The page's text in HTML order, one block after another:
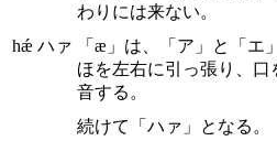
hǽ ハァ
わりには来ない。
「æ」は、「ア」と「エ
ほを左右に引っ張り、
音する。
続けて「ハァ」となる。